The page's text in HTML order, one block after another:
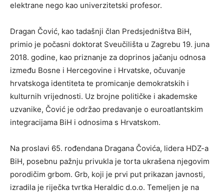
elektrane nego kao univerzitetski profesor.
Dragan Čović, kao tadašnji član Predsjedništva BiH,
primio je počasni doktorat Sveučilišta u Zagrebu 19. juna
2018. godine, kao priznanje za doprinos jačanju odnosa
između Bosne i Hercegovine i Hrvatske, očuvanje
hrvatskoga identiteta te promicanje demokratskih i
kulturnih vrijednosti. Uz brojne političke i akademske
uzvanike, Čović je održao predavanje o euroatlantskim
integracijama BiH i odnosima s Hrvatskom.
Na proslavi 65. rođendana Dragana Čovića, lidera HDZ-a
BiH, posebnu pažnju privukla je torta ukrašena njegovim
porodičim grbom. Grb, koji je prvi put prikazan javnosti,
izradila je riječka tvrtka Heraldic d.o.o. Temeljen je na